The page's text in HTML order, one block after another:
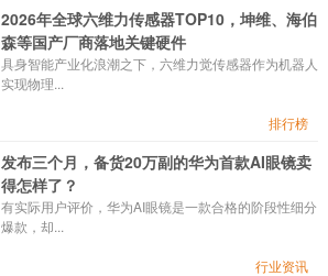
2026年全球六维力传感器TOP10，坤维、海伯
森等国产厂商落地关键硬件
具身智能产业化浪潮之下，六维力觉传感器作为机器人
实现物理...
排行榜
发布三个月，备货20万副的华为首款AI眼镜卖
得怎样了？
有实际用户评价，华为AI眼镜是一款合格的阶段性细分
爆款，却...
行业资讯